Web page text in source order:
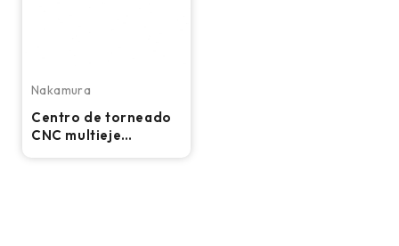
Nakamura
Centro de torneado
CNC multieje